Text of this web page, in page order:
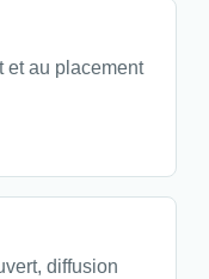
et au placement
diffusion